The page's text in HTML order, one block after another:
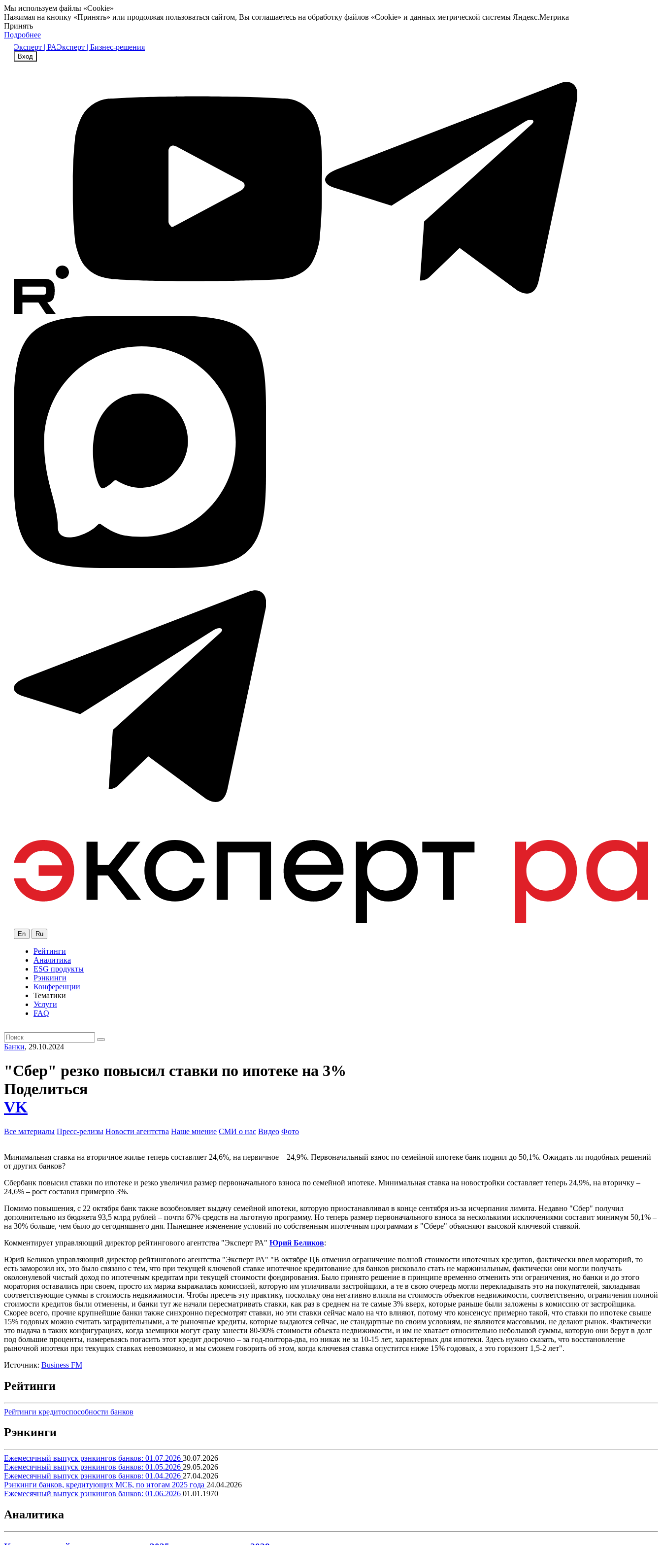
Мы используем файлы «Cookie»
Нажимая на кнопку «Принять» или продолжая пользоваться сайтом, Вы соглашаетесь на обработку файлов «Cookie» и данных метрической системы Яндекс.Метрика
Принять
Подробнее
Эксперт | РАЭксперт | Бизнес-решения
Вход
En Ru
Рейтинги
Аналитика
ESG продукты
Рэнкинги
Конференции
Тематики
Услуги
FAQ
Банки, 29.10.2024
"Сбер" резко повысил ставки по ипотеке на 3%
Поделиться
VK
Все материалы Пресс-релизы Новости агентства Наше мнение СМИ о нас Видео Фото
Минимальная ставка на вторичное жилье теперь составляет 24,6%, на первичное – 24,9%. Первоначальный взнос по семейной ипотеке банк поднял до 50,1%. Ожидать ли подобных решений
от других банков?
Сбербанк повысил ставки по ипотеке и резко увеличил размер первоначального взноса по семейной ипотеке. Минимальная ставка на новостройки составляет теперь 24,9%, на вторичку –
24,6% – рост составил примерно 3%.
Помимо повышения, с 22 октября банк также возобновляет выдачу семейной ипотеки, которую приостанавливал в конце сентября из-за исчерпания лимита. Недавно "Сбер" получил
дополнительно из бюджета 93,5 млрд рублей – почти 67% средств на льготную программу. Но теперь размер первоначального взноса за несколькими исключениями составит минимум 50,1% –
на 30% больше, чем было до сегодняшнего дня. Нынешнее изменение условий по собственным ипотечным программам в "Сбере" объясняют высокой ключевой ставкой.
Комментирует управляющий директор рейтингового агентства "Эксперт РА" Юрий Беликов:
Юрий Беликов управляющий директор рейтингового агентства "Эксперт РА" "В октябре ЦБ отменил ограничение полной стоимости ипотечных кредитов, фактически ввел мораторий, то
есть заморозил их, это было связано с тем, что при текущей ключевой ставке ипотечное кредитование для банков рисковало стать не маржинальным, фактически они могли получать
околонулевой чистый доход по ипотечным кредитам при текущей стоимости фондирования. Было принято решение в принципе временно отменить эти ограничения, но банки и до этого
моратория оставались при своем, просто их маржа выражалась комиссией, которую им уплачивали застройщики, а те в свою очередь могли перекладывать это на покупателей, закладывая
соответствующие суммы в стоимость недвижимости. Чтобы пресечь эту практику, поскольку она негативно влияла на стоимость объектов недвижимости, соответственно, ограничения полной
стоимости кредитов были отменены, и банки тут же начали пересматривать ставки, как раз в среднем на те самые 3% вверх, которые раньше были заложены в комиссию от застройщика.
Скорее всего, прочие крупнейшие банки также синхронно пересмотрят ставки, но эти ставки сейчас мало на что влияют, потому что консенсус примерно такой, что ставки по ипотеке свыше
15% годовых можно считать заградительными, а те рыночные кредиты, которые выдаются сейчас, не стандартные по своим условиям, не являются массовыми, не делают рынок. Фактически
это выдача в таких конфигурациях, когда заемщики могут сразу занести 80-90% стоимости объекта недвижимости, и им не хватает относительно небольшой суммы, которую они берут в долг
под большие проценты, намереваясь погасить этот кредит досрочно – за год-полтора-два, но никак не за 10-15 лет, характерных для ипотеки. Здесь нужно сказать, что восстановление
рыночной ипотеки при текущих ставках невозможно, и мы сможем говорить об этом, когда ключевая ставка опустится ниже 15% годовых, а это горизонт 1,5-2 лет".
Источник: Business FM
Рейтинги
Рейтинги кредитоспособности банков
Рэнкинги
Ежемесячный выпуск рэнкингов банков: 01.07.2026 30.07.2026
Ежемесячный выпуск рэнкингов банков: 01.05.2026 29.05.2026
Ежемесячный выпуск рэнкингов банков: 01.04.2026 27.04.2026
Рэнкинги банков, кредитующих МСБ, по итогам 2025 года 24.04.2026
Ежемесячный выпуск рэнкингов банков: 01.06.2026 01.01.1970
Аналитика